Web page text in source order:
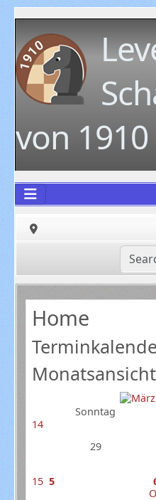
von 1910
Home
Monatsansicht
Sonntag
14
29
15 5